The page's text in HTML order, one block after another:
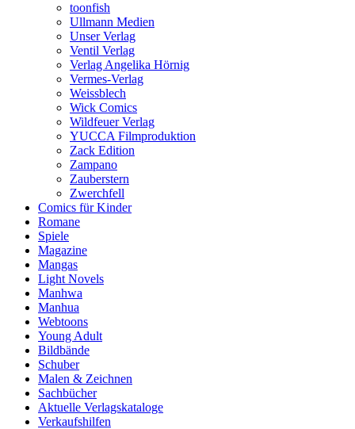
toonfish
Ullmann Medien
Unser Verlag
Ventil Verlag
Verlag Angelika Hörnig
Vermes-Verlag
Weissblech
Wick Comics
Wildfeuer Verlag
YUCCA Filmproduktion
Zack Edition
Zampano
Zauberstern
Zwerchfell
Comics für Kinder
Romane
Spiele
Magazine
Mangas
Light Novels
Manhwa
Manhua
Webtoons
Young Adult
Bildbände
Schuber
Malen & Zeichnen
Sachbücher
Aktuelle Verlagskataloge
Verkaufshilfen